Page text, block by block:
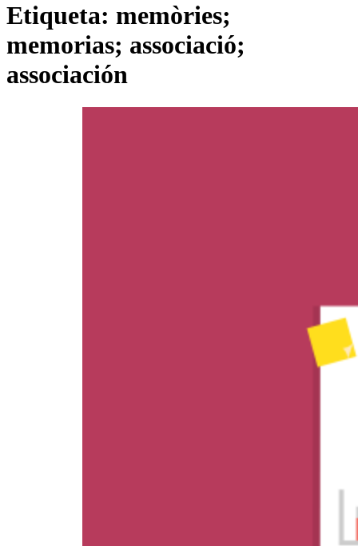
Etiqueta: memòries;
memorias; associació;
associación